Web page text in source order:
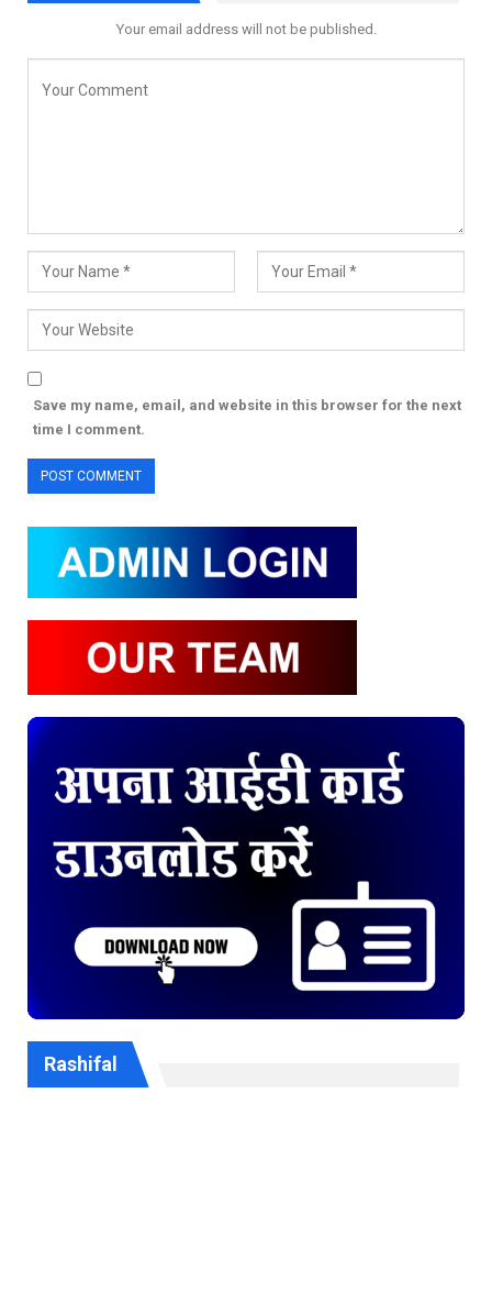
Your email address will not be published.
Save my name, email, and website in this browser for the next
time I comment.
Rashifal